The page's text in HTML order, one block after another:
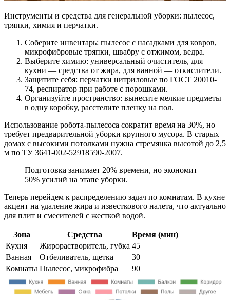
Инструменты и средства для генеральной уборки: пылесос,
тряпки, химия и перчатки.
Соберите инвентарь: пылесос с насадками для ковров,
микрофибровые тряпки, швабру с отжимом, ведра.
Выберите химию: универсальный очиститель, для
кухни — средства от жира, для ванной — откислители.
Защитите себя: перчатки нитриловые по ГОСТ 20010-
74, респиратор при работе с порошками.
Организуйте пространство: вынесите мелкие предметы
в одну коробку, расстелите пленку на пол.
Использование робота-пылесоса сократит время на 30%, но
требует предварительной уборки крупного мусора. В старых
домах с высокими потолками нужна стремянка высотой до 2,5
м по ТУ 3641-002-52918590-2007.
Подготовка занимает 20% времени, но экономит
50% усилий на этапе уборки.
Теперь перейдем к распределению задач по комнатам. В кухне
акцент на удаление жира и известкового налета, что актуально
для плит и смесителей с жесткой водой.
Зона Средства
Время (мин)
Кухня
Жирорастворитель, губка 45
Ванная
Отбеливатель, щетка
30
Комнаты Пылесос, микрофибра 90